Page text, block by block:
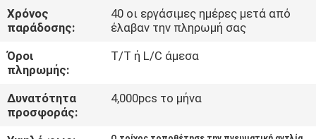
ΠΟΙΌΤΗΤΑΣ
ΕΠΙΚΟΙΝΩΝΉΣΤΕ
ΜΑΖΊ
ΜΑΣ
Χρόνος
παράδοσης:
40 οι εργάσιμες ημέρες μετά από
έλαβαν την πληρωμή σας
Όροι
πληρωμής:
T/T ή L/C άμεσα
Δυνατότητα
προσφοράς:
4,000pcs το μήνα